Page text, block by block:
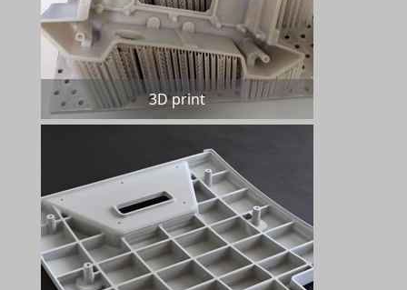
3D print